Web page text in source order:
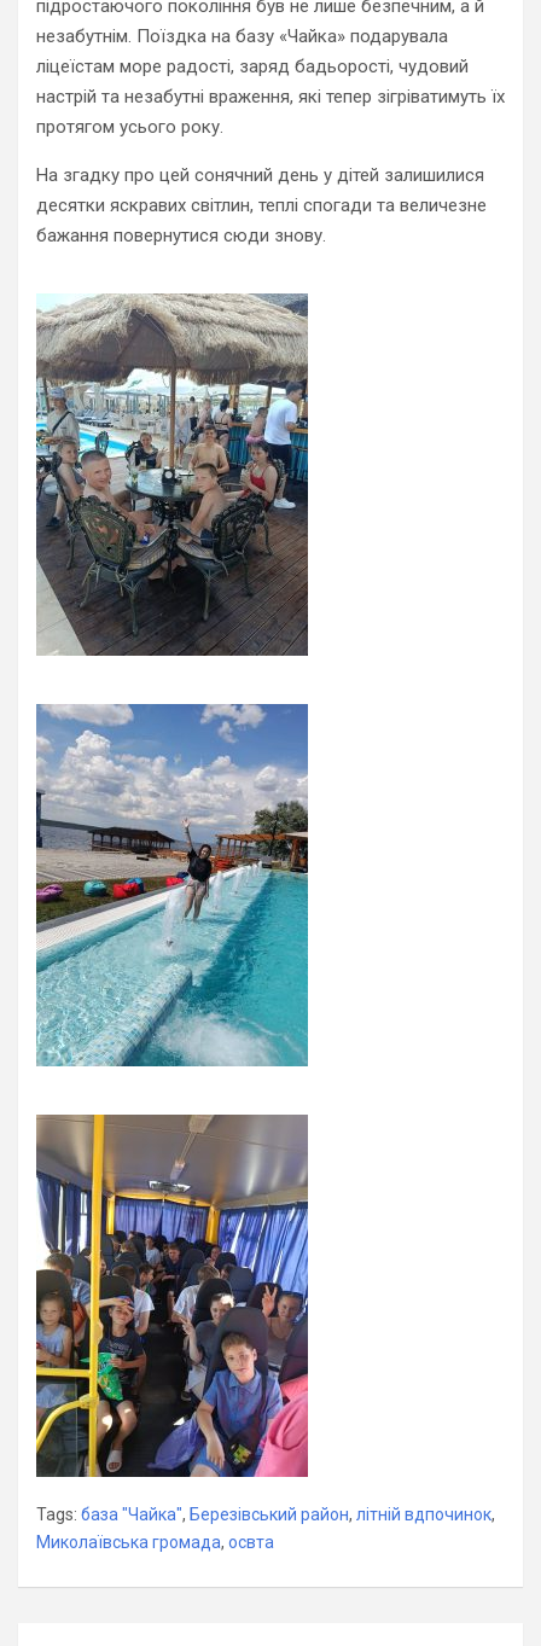
підростаючого покоління був не лише безпечним, а й
незабутнім. Поїздка на базу «Чайка» подарувала
ліцеїстам море радості, заряд бадьорості, чудовий
настрій та незабутні враження, які тепер зігріватимуть їх
протягом усього року.
На згадку про цей сонячний день у дітей залишилися
десятки яскравих світлин, теплі спогади та величезне
бажання повернутися сюди знову.
Tags: база "Чайка", Березівський район, літній вдпочинок,
Миколаївська громада, освта